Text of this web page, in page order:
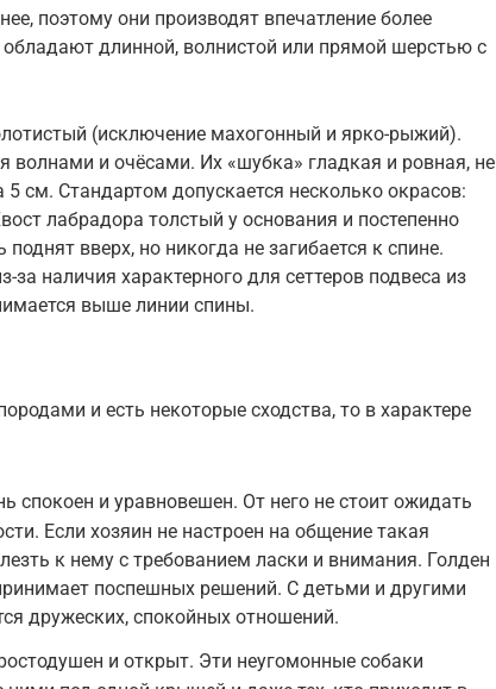
поэтому они производят впечатление более
длинной, волнистой или прямой шерстью с
(исключение махогонный и ярко-рыжий).
волнами и очёсами. Их «шубка» гладкая и ровная, не
см. Стандартом допускается несколько окрасов:
лабрадора толстый у основания и постепенно
вверх, но никогда не загибается к спине.
за наличия характерного для сеттеров подвеса из
выше линии спины.
и есть некоторые сходства, то в характере
спокоен и уравновешен. От него не стоит ожидать
Если хозяин не настроен на общение такая
к нему с требованием ласки и внимания. Голден
поспешных решений. С детьми и другими
дружеских, спокойных отношений.
и открыт. Эти неугомонные собаки